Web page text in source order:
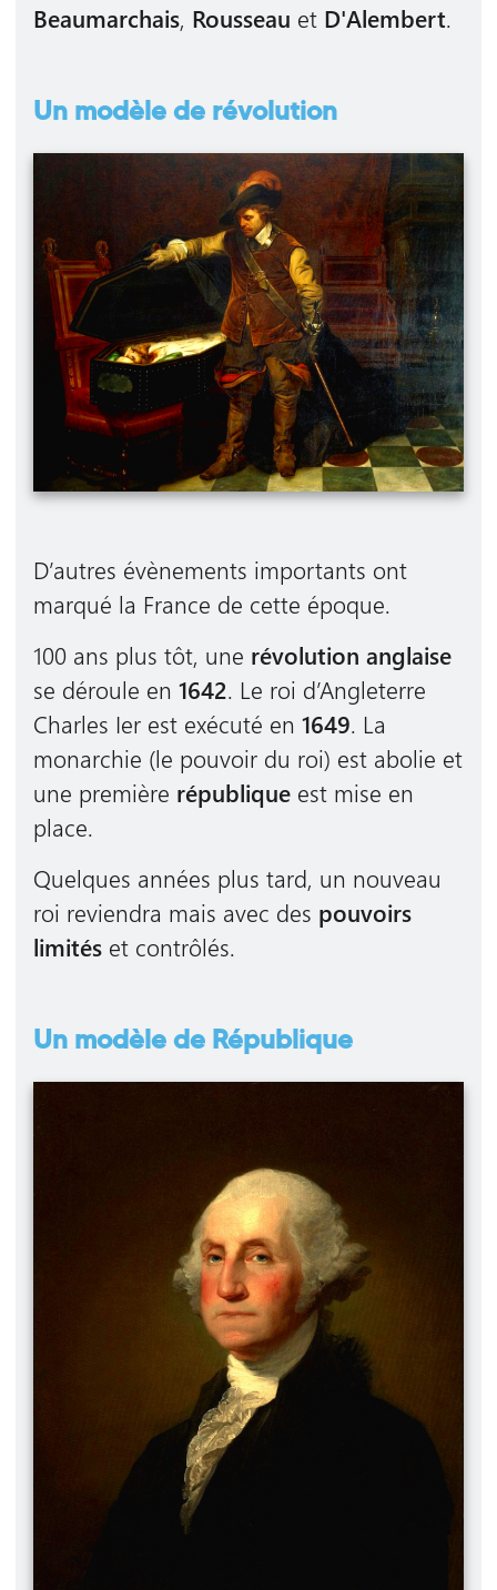
Beaumarchais, Rousseau et D'Alembert.
Un modèle de révolution
D’autres évènements importants ont
marqué la France de cette époque.
100 ans plus tôt, une révolution anglaise
se déroule en 1642. Le roi d’Angleterre
Charles Ier est exécuté en 1649. La
monarchie (le pouvoir du roi) est abolie et
une première république est mise en
place.
Quelques années plus tard, un nouveau
roi reviendra mais avec des pouvoirs
limités et contrôlés.
Un modèle de République